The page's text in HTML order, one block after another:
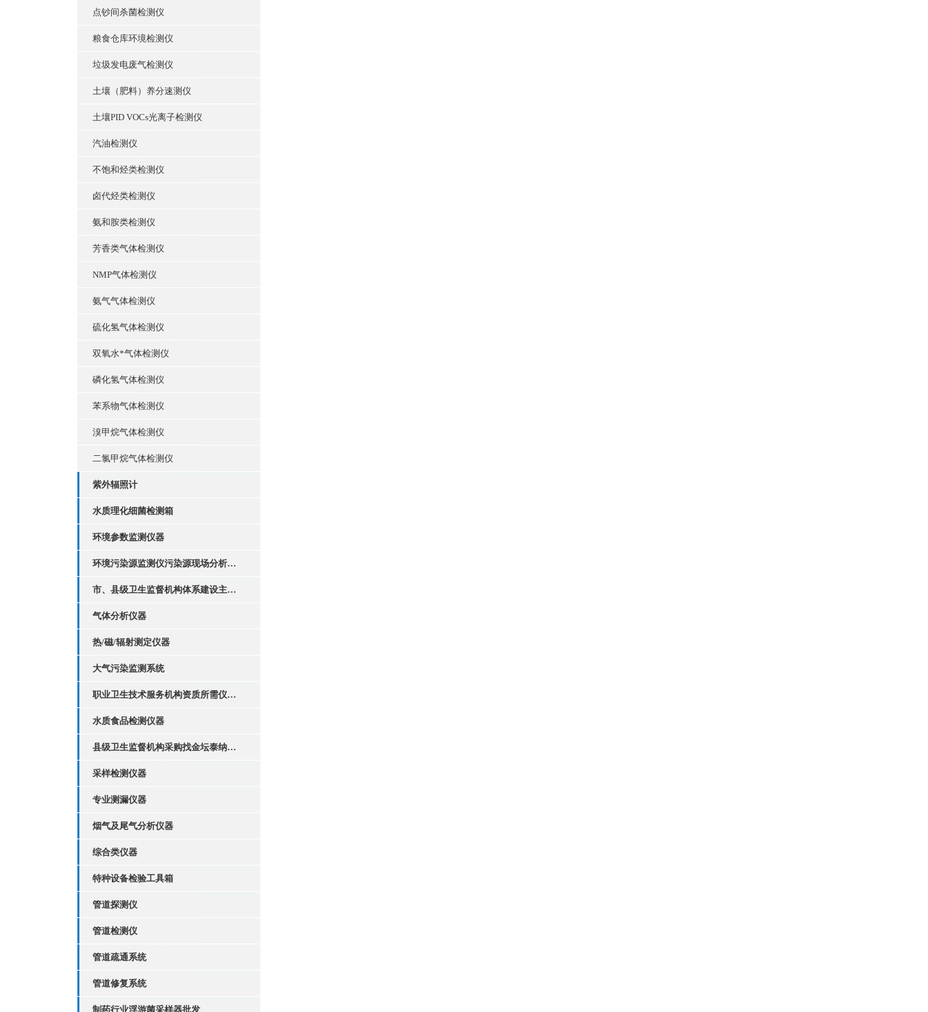
点钞间杀菌检测仪
粮食仓库环境检测仪
垃圾发电废气检测仪
土壤（肥料）养分速测仪
土壤PID VOCs光离子检测仪
汽油检测仪
不饱和烃类检测仪
卤代烃类检测仪
氨和胺类检测仪
芳香类气体检测仪
NMP气体检测仪
氨气气体检测仪
硫化氢气体检测仪
双氧水*气体检测仪
磷化氢气体检测仪
苯系物气体检测仪
溴甲烷气体检测仪
二氯甲烷气体检测仪
紫外辐照计
水质理化细菌检测箱
环境参数监测仪器
环境污染源监测仪污染源现场分析套装
市、县级卫生监督机构体系建设主要执法装备配置
气体分析仪器
热/磁/辐射测定仪器
大气污染监测系统
职业卫生技术服务机构资质所需仪器设备清单
水质食品检测仪器
县级卫生监督机构采购找金坛泰纳仪器
采样检测仪器
专业测漏仪器
烟气及尾气分析仪器
综合类仪器
特种设备检验工具箱
管道探测仪
管道检测仪
管道疏通系统
管道修复系统
制药行业浮游菌采样器批发